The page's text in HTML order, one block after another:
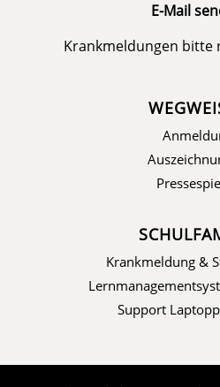
E-Mail
Krankmeldungen bitte
Krankmeldung &
Support